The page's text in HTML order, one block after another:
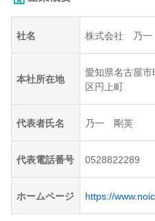
社名 株式会社 乃一
本社所在地
愛知県名古屋
区円上町
代表者氏名 乃一 剛英
代表電話番号 0528822289
ホームページ https://